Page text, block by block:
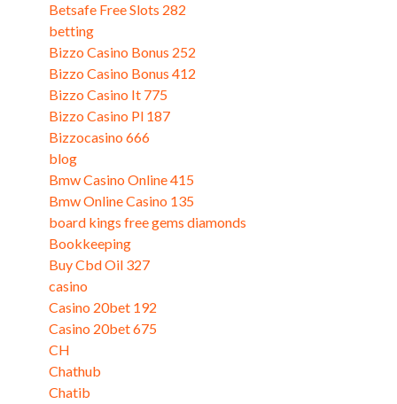
Betsafe Free Slots 282
betting
Bizzo Casino Bonus 252
Bizzo Casino Bonus 412
Bizzo Casino It 775
Bizzo Casino Pl 187
Bizzocasino 666
blog
Bmw Casino Online 415
Bmw Online Casino 135
board kings free gems diamonds
Bookkeeping
Buy Cbd Oil 327
casino
Casino 20bet 192
Casino 20bet 675
CH
Chathub
Chatib